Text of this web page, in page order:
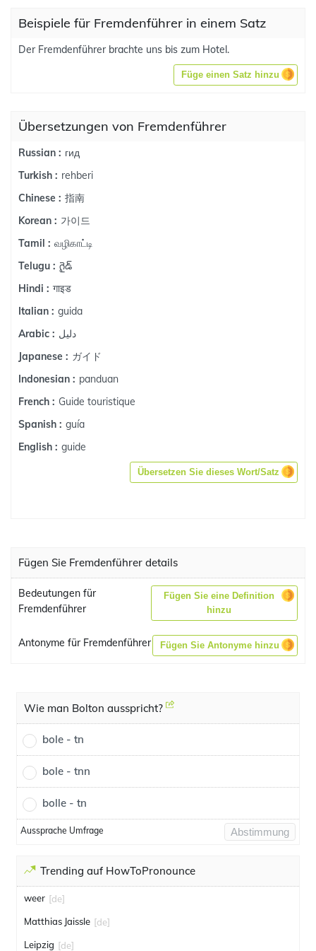
Beispiele für Fremdenführer in einem Satz
Der Fremdenführer brachte uns bis zum Hotel.
Füge einen Satz hinzu
Übersetzungen von Fremdenführer
Russian : гид
Turkish : rehberi
Chinese : 指南
Korean : 가이드
Tamil : வழிகாட்டி
Telugu : గైడ్
Hindi : गाइड
Italian : guida
Arabic : دليل
Japanese : ガイド
Indonesian : panduan
French : Guide touristique
Spanish : guía
English : guide
Übersetzen Sie dieses Wort/Satz
Fügen Sie Fremdenführer details
Bedeutungen für
Fremdenführer
Fügen Sie eine Definition
hinzu
Antonyme für Fremdenführer Fügen Sie Antonyme hinzu
Wie man Bolton ausspricht?
bole - tn
bole - tnn
bolle - tn
Aussprache Umfrage Abstimmung
Trending auf HowToPronounce
weer [de]
Matthias Jaissle [de]
Leipzig [de]